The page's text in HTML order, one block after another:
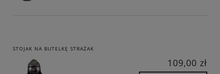
STOJAK NA BUTELKĘ STRAŻAK
109,00 zł